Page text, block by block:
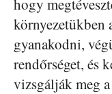
hogy
környezetükben
gyanakodni,
rendőrséget, és
vizsgálják meg